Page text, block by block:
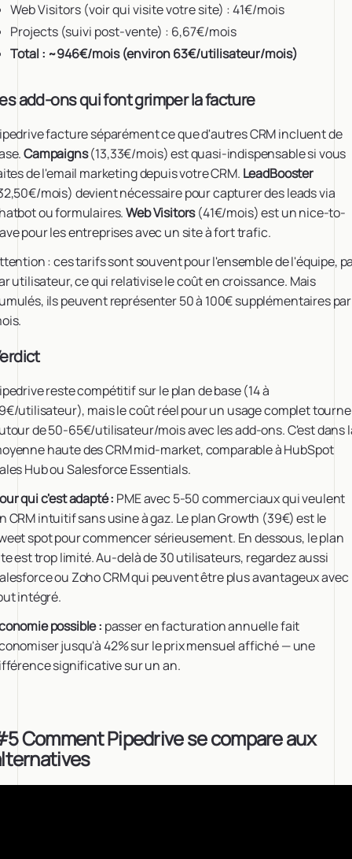
Web Visitors (voir qui visite votre site) : 41€/mois
Projects (suivi post-vente) : 6,67€/mois
Total : ~946€/mois (environ 63€/utilisateur/mois)
add-ons qui font grimper la facture
facture séparément ce que d'autres CRM incluent de
Campaigns(13,33€/mois) est quasi-indispensable si vous
de l'email marketing depuis votre CRM. LeadBooster
mois) devient nécessaire pour capturer des leads via
ou formulaires.Web Visitors(41€/mois) est un nice-to-
pour les entreprises avec un site à fort trafic.
: ces tarifs sont souvent pour l'ensemble de l'équipe,
utilisateur, ce qui relativise le coût en croissance. Mais
ils peuvent représenter 50 à 100€ supplémentaires par
reste compétitif sur le plan de base (14 à
utilisateur), mais le coût réel pour un usage complet tourne
de 50-65€/utilisateur/mois avec les add-ons. C'est dans
haute des CRM mid-market, comparable à HubSpot
Hub ou Salesforce Essentials.
qui c'est adapté : PME avec 5-50 commerciaux qui veulent
CRM intuitif sans usine à gaz. Le plan Growth (39€) est le
spot pour commencer sérieusement. En dessous, le plan
est trop limité. Au-delà de 30 utilisateurs, regardez aussi
ou Zoho CRM qui peuvent être plus avantageux avec
intégré.
possible : passer en facturation annuelle fait
jusqu'à 42% sur le prix mensuel affiché — une
significative sur un an.
Comment Pipedrive se compare aux